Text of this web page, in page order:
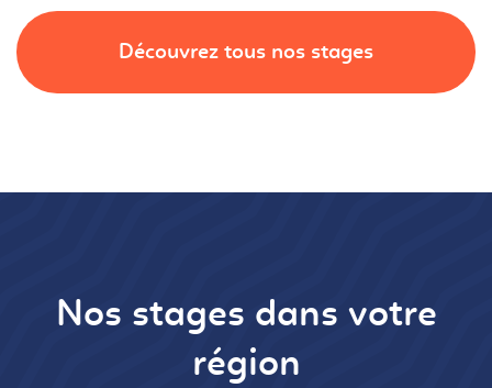
Découvrez tous nos stages
Nos stages dans votre
région